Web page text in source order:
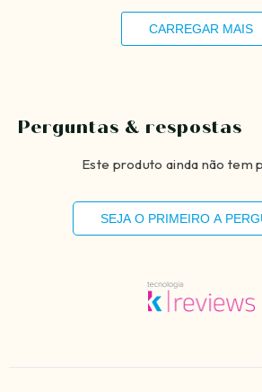
CARREGAR MAIS
Perguntas & respostas
Este produto ainda não tem
SEJA O PRIMEIRO A